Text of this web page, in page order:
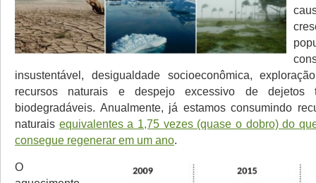
insustentável, desigualdade socioeconômica,
recursos naturais e despejo excessivo de dejetos
biodegradáveis. Anualmente, já estamos consumindo
naturais equivalentes a 1,75 vezes (quase o dobro) do
consegue regenerar em um ano.
O